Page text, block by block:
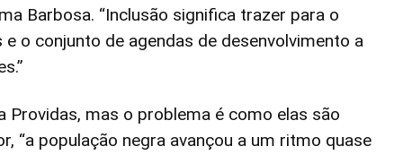
Barbosa. “Inclusão significa trazer para o
o conjunto de agendas de desenvolvimento a
Providas, mas o problema é como elas são
“a população negra avançou a um ritmo quase